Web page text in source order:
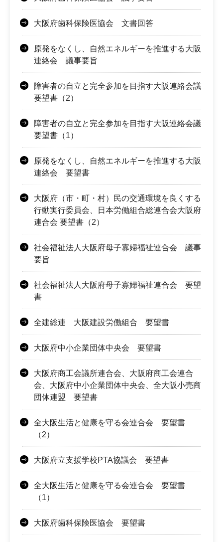
大阪府歯科保険医協会 文書回答
原発をなくし、自然エネルギーを推進する大阪
連絡会 議事要旨
障害者の自立と完全参加を目指す大阪連絡会議
要望書（2）
障害者の自立と完全参加を目指す大阪連絡会議
要望書（1）
原発をなくし、自然エネルギーを推進する大阪
連絡会 要望書
大阪府（市・町・村）民の交通環境を良くする
行動実行委員会、日本労働組合総連合会大阪府
連合会 要望書（2）
社会福祉法人大阪府母子寡婦福祉連合会 議事
要旨
社会福祉法人大阪府母子寡婦福祉連合会 要望
書
全建総連 大阪建設労働組合 要望書
大阪府中小企業団体中央会 要望書
大阪府商工会議所連合会、大阪府商工会連合
会、大阪府中小企業団体中央会、全大阪小売商
団体連盟 要望書
全大阪生活と健康を守る会連合会 要望書
（2）
大阪府立支援学校PTA協議会 要望書
全大阪生活と健康を守る会連合会 要望書
（1）
大阪府歯科保険医協会 要望書